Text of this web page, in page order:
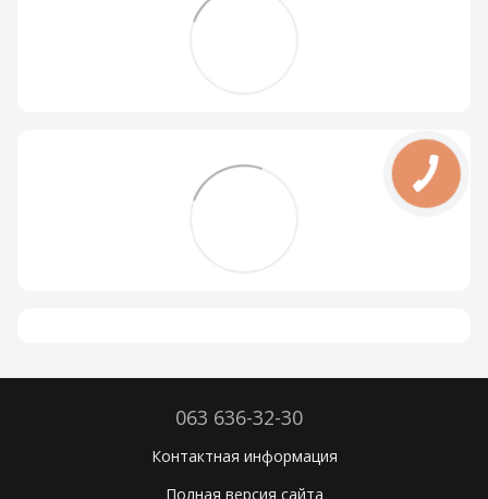
063 636-32-30
Контактная информация
Полная версия сайта